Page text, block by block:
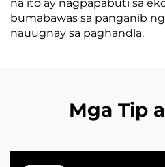
na ito ay nagpapabuti sa
bumabawas sa panganib
nauugnay sa paghandla.
Mga Tip